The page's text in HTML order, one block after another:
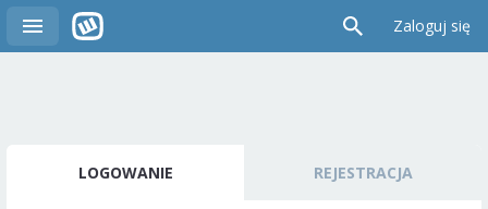
Zaloguj się
LOGOWANIE REJESTRACJA